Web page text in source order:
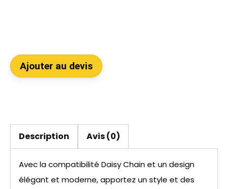
Ajouter au devis
Description Avis (0)
Avec la compatibilité Daisy Chain et un design
élégant et moderne, apportez un style et des